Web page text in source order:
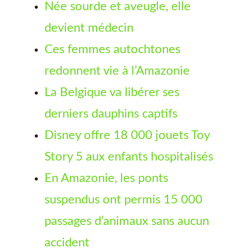
Née sourde et aveugle, elle
devient médecin
Ces femmes autochtones
redonnent vie à l’Amazonie
La Belgique va libérer ses
derniers dauphins captifs
Disney offre 18 000 jouets Toy
Story 5 aux enfants hospitalisés
En Amazonie, les ponts
suspendus ont permis 15 000
passages d’animaux sans aucun
accident